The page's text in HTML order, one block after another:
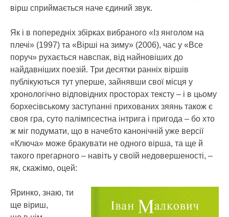
вірш сприймається наче єдиний звук.
Як і в попередніх збірках вибраного «Із янголом на
плечі» (1997) та «Вірші на зиму» (2006), час у «Все
поруч» рухається навспак, від найновіших до
найдавніших поезій. Три десятки ранніх віршів
публікуються тут уперше, зайнявши свої місця у
хронологічно відповідних просторах тексту – і в цьому
борхесівському заступанні прихованих зяянь також є
своя гра, суто палімпсестна інтрига і пригода – бо хто
ж міг подумати, що в начебто канонічній уже версії
«Ключа» може бракувати не одного вірша, та ще й
такого прегарного – навіть у своїй недовершеності, –
як, скажімо, оцей:
Яринко, знаю, ти
ще віриш,